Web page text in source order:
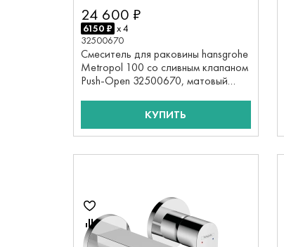
24 600 ₽
6150 ₽ x 4
32500670
Смеситель для раковины hansgrohe
Metropol 100 со сливным клапаном
Push-Open 32500670, матовый
КУПИТЬ